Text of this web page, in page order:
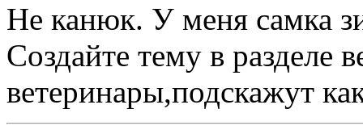
Не канюк. У меня самка
Создайте тему в разделе
ветеринары,подскажут